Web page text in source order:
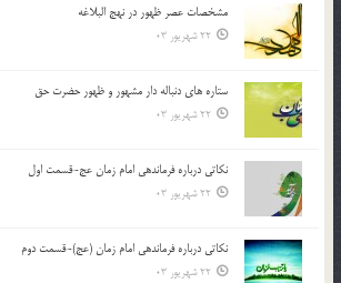
مشخصات عصر ظهور در نهج البلاغه
22 شهریور 03
ستاره های دنباله دار مشهور و ظهور حضرت حق
22 شهریور 03
نکاتى درباره فرماندهى امام زمان عج-قسمت اول
22 شهریور 03
نکاتى درباره فرماندهى امام زمان (عج)-قسمت دوم
22 شهریور 03